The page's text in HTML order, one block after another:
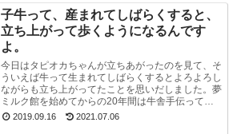
子牛って、産まれてしばらくすると、
立ち上がって歩くようになるんです
よ。
今日はタピオカちゃんが立ちあがったのを見て、そ
ういえば牛って生まれてしばらくするとよろよろし
ながらも立ち上がってたことを思いだしました。夢
ミルク館を始めてからの20年間は牛舎手伝ってな
いので、うっかり忘れてました。ちょうど牧場長が
2019.09.16 2021.07.06